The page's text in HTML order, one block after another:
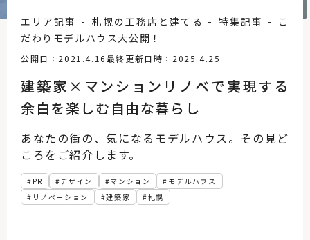
建築家×マンションリノベで実現する
余白を楽しむ自由な暮らし
公開日：2021.4.16最終更新日時：2025.4.25
エリア記事 札幌の工務店と建てる 特集記事
こ
だわりモデルハウス大公開！
PR デザイン マンション
モデルハウス
リノベーション
建築家 札幌
あなたの街の、気になるモデルハウス。その見ど
ころをご紹介します。